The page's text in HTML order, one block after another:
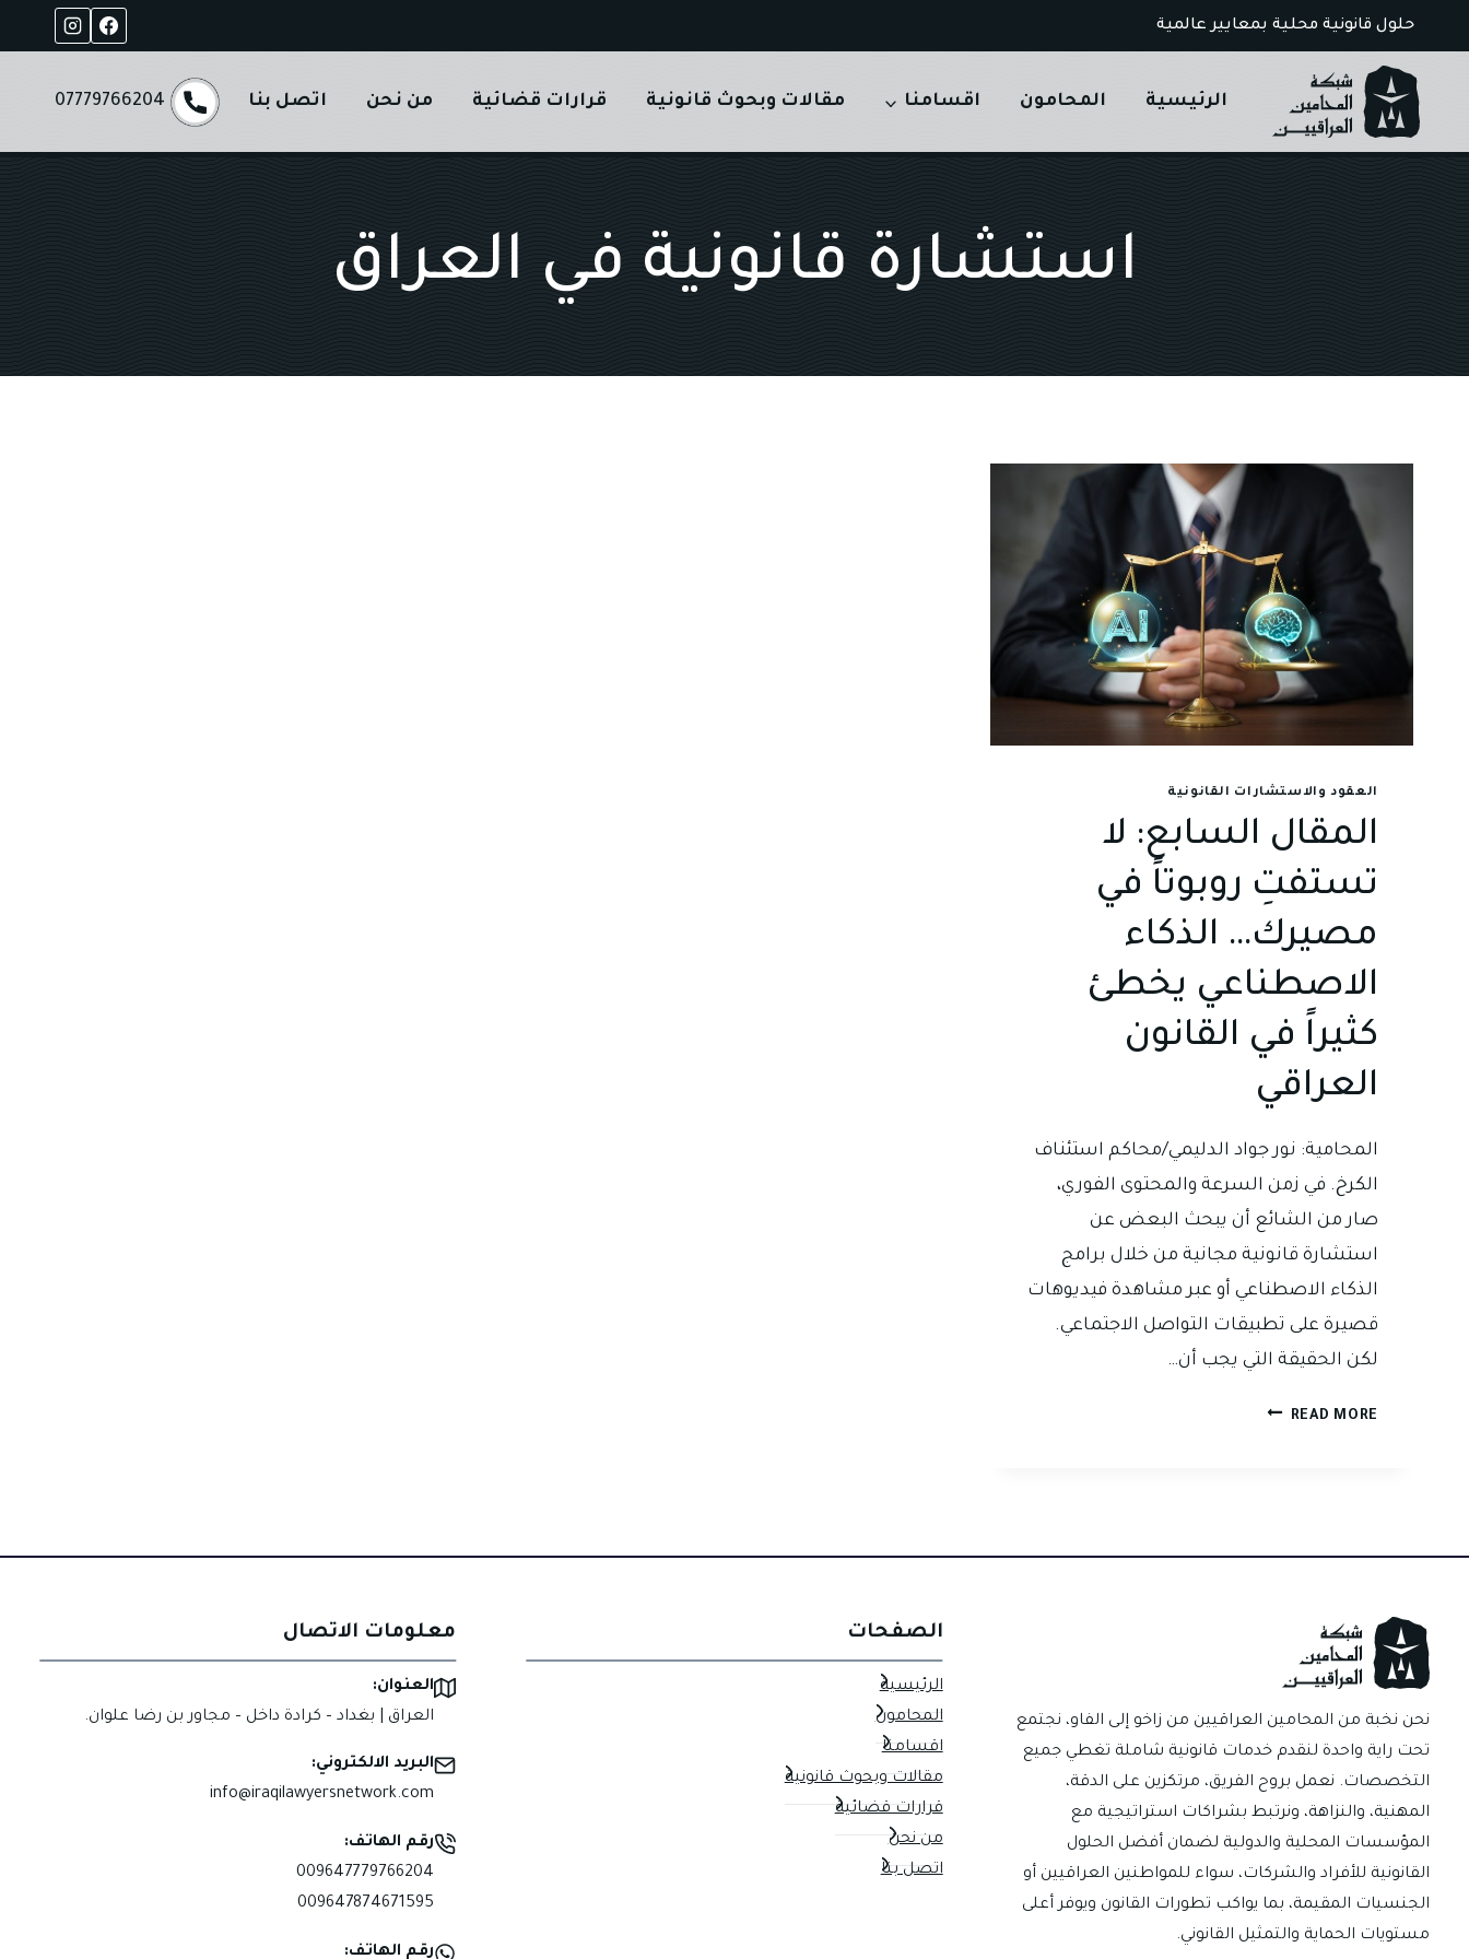
to
content
حلول قانونية محلية بمعايير عالمية
الرئيسية المحامون اقسامنا مقالات وبحوث قانونية قرارات قضائية من نحن اتصل بنا 07779766204
استشارة قانونية في العراق
العقود والاستشارات القانونية
المقال السابع: لا
تستفتِ روبوتاً في
مصيرك… الذكاء
الاصطناعي يخطئ
كثيراً في القانون
العراقي
المحامية: نور جواد الدليمي/محاكم استئناف
الكرخ. في زمن السرعة والمحتوى الفوري،
صار من الشائع أن يبحث البعض عن
استشارة قانونية مجانية من خلال برامج
الذكاء الاصطناعي أو عبر مشاهدة فيديوهات
قصيرة على تطبيقات التواصل الاجتماعي.
لكن الحقيقة التي يجب أن…
READ MORE المقال
كثيراً
العراقي
نحن نخبة من المحامين العراقيين من زاخو إلى الفاو، نجتمع
تحت راية واحدة لنقدم خدمات قانونية شاملة تغطي جميع
التخصصات. نعمل بروح الفريق، مرتكزين على الدقة،
المهنية، والنزاهة، ونرتبط بشراكات استراتيجية مع
المؤسسات المحلية والدولية لضمان أفضل الحلول
القانونية للأفراد والشركات، سواء للمواطنين العراقيين أو
الجنسيات المقيمة، بما يواكب تطورات القانون ويوفر أعلى
مستويات الحماية والتمثيل القانوني.
الصفحات
الرئيسية
المحامون
اقسامنا
مقالات وبحوث قانونية
قرارات قضائية
من نحن
اتصل بنا
معلومات الاتصال
العنوان:
العراق | بغداد – كرادة داخل – مجاور بن رضا علوان.
البريد الالكتروني:
info@iraqilawyersnetwork.com
رقم الهاتف:
009647779766204
009647874671595
رقم الهاتف: